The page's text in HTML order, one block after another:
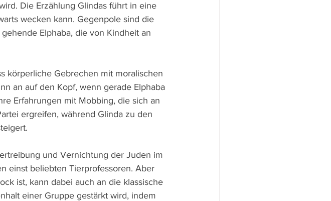
Die Erzählung Glindas führt in eine
wecken kann. Gegenpole sind die
Elphaba, die von Kindheit an
körperliche Gebrechen mit moralischen
an auf den Kopf, wenn gerade Elphaba
Erfahrungen mit Mobbing, die sich an
ergreifen, während Glinda zu den
und Vernichtung der Juden im
einst beliebten Tierprofessoren. Aber
ist, kann dabei auch an die klassische
einer Gruppe gestärkt wird, indem